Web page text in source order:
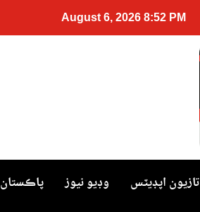
August 6, 2026 8:52 PM
پاڪستان وڊيو نيوز تازيون اپڊيٽس